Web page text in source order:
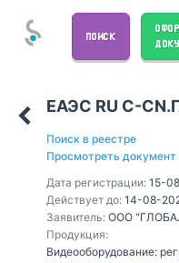
ПОИСК
ЕАЭС RU С-
Поиск в реестре
Просмотреть
Дата регистрации: 15-
Действует до: 14-08-
Заявитель: ООО
Продукция:
Видеооборудование: